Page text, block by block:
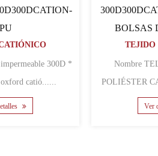
600D600D64TCATION
Nombre 600D * 600D * 64 dientes
TELA OXFORD DE POLIÉSTER
CATIO......